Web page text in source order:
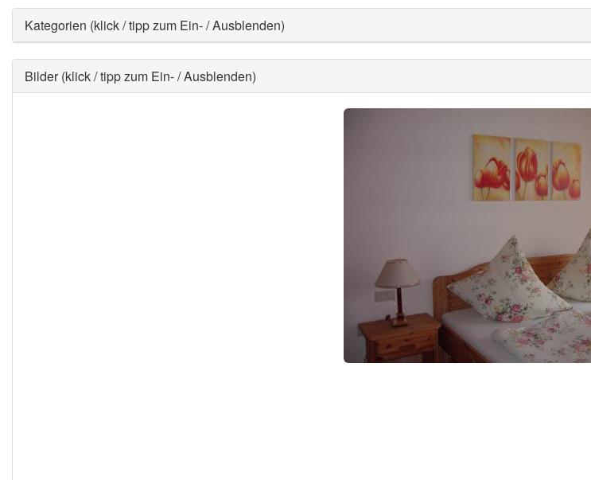
Ausblenden
Kategorien (klick / tipp zum Ein- / Ausblenden)
Ausblenden
Bilder (klick / tipp zum Ein- / Ausblenden)